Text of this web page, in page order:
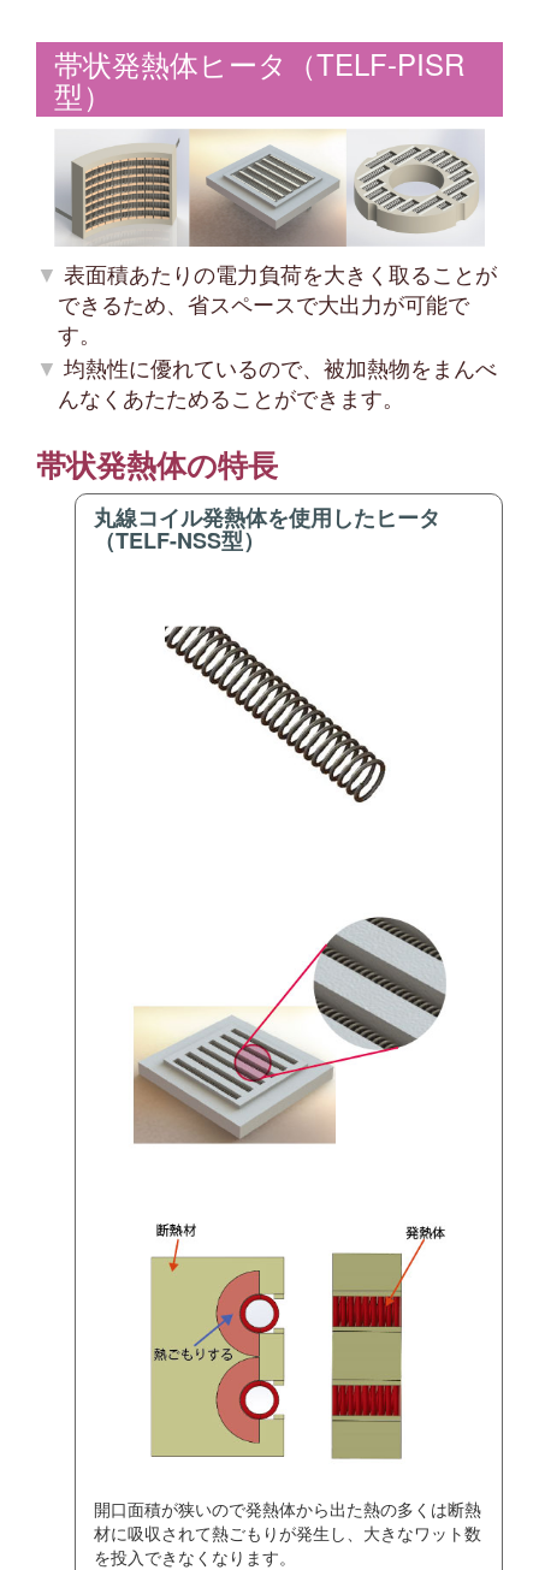
帯状発熱体ヒータ（TELF-PISR
型）
表面積あたりの電力負荷を大きく取ることが
できるため、省スペースで大出力が可能で
す。
均熱性に優れているので、被加熱物をまんべ
んなくあたためることができます。
帯状発熱体の特長
丸線コイル発熱体を使用したヒータ
（TELF-NSS型）
開口面積が狭いので発熱体から出た熱の多くは断熱
材に吸収されて熱ごもりが発生し、大きなワット数
を投入できなくなります。